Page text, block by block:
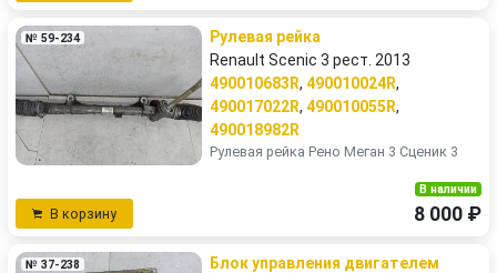
№ 59-234
Рулевая рейка
Renault Scenic 3 рест. 2013
490010683R, 490010024R,
490017022R, 490010055R,
490018982R
Рулевая рейка Рено Меган 3 Сценик 3
В корзину
В наличии
8 000 ₽
№ 37-238
Блок управления двигателем